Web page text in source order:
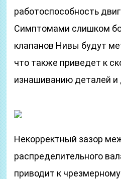
работоспособность
Симптомами слишком
клапанов Нивы будут
что также приведет к
изнашиванию деталей и
Некорректный зазор
распределительного
приводит к